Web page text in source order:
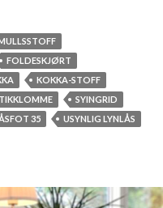
FOLDESKJØRT
KOKKA-STOFF
SYINGRID
35
USYNLIG LYNLÅS